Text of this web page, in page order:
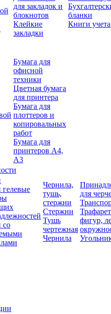
для закладок и
блокнотов
Клейкие
закладки
бланки
Книги учета
Бумага для
офисной
техники
Цветная бумага
для принтера
Бумага для
плоттеров и
копировальных
работ
Бумага для
принтеров А4,
А3
гелевые
со
Чернила,
тушь,
стержни
Стержни
Тушь
чертежная
Чернила
для
фигур,